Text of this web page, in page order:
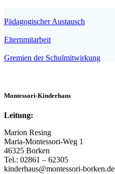
Pädagogischer Austausch
Elternmitarbeit
Gremien der Schulmitwirkung
Montessori-Kinderhaus
Leitung:
Marion Resing
Maria-Montessori-Weg 1
46325 Borken
Tel.: 02861 – 62305
kinderhaus@montessori-borken.de